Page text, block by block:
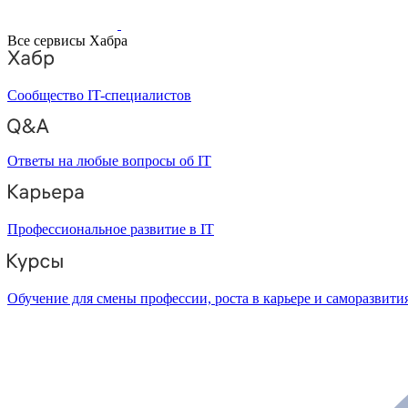
Все сервисы Хабра
Сообщество IT-специалистов
Ответы на любые вопросы об IT
Профессиональное развитие в IT
Обучение для смены профессии, роста в карьере и